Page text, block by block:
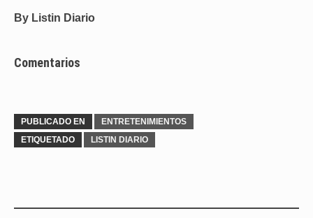
By Listin Diario
Comentarios
PUBLICADO EN
ENTRETENIMIENTOS
ETIQUETADO
LISTIN DIARIO